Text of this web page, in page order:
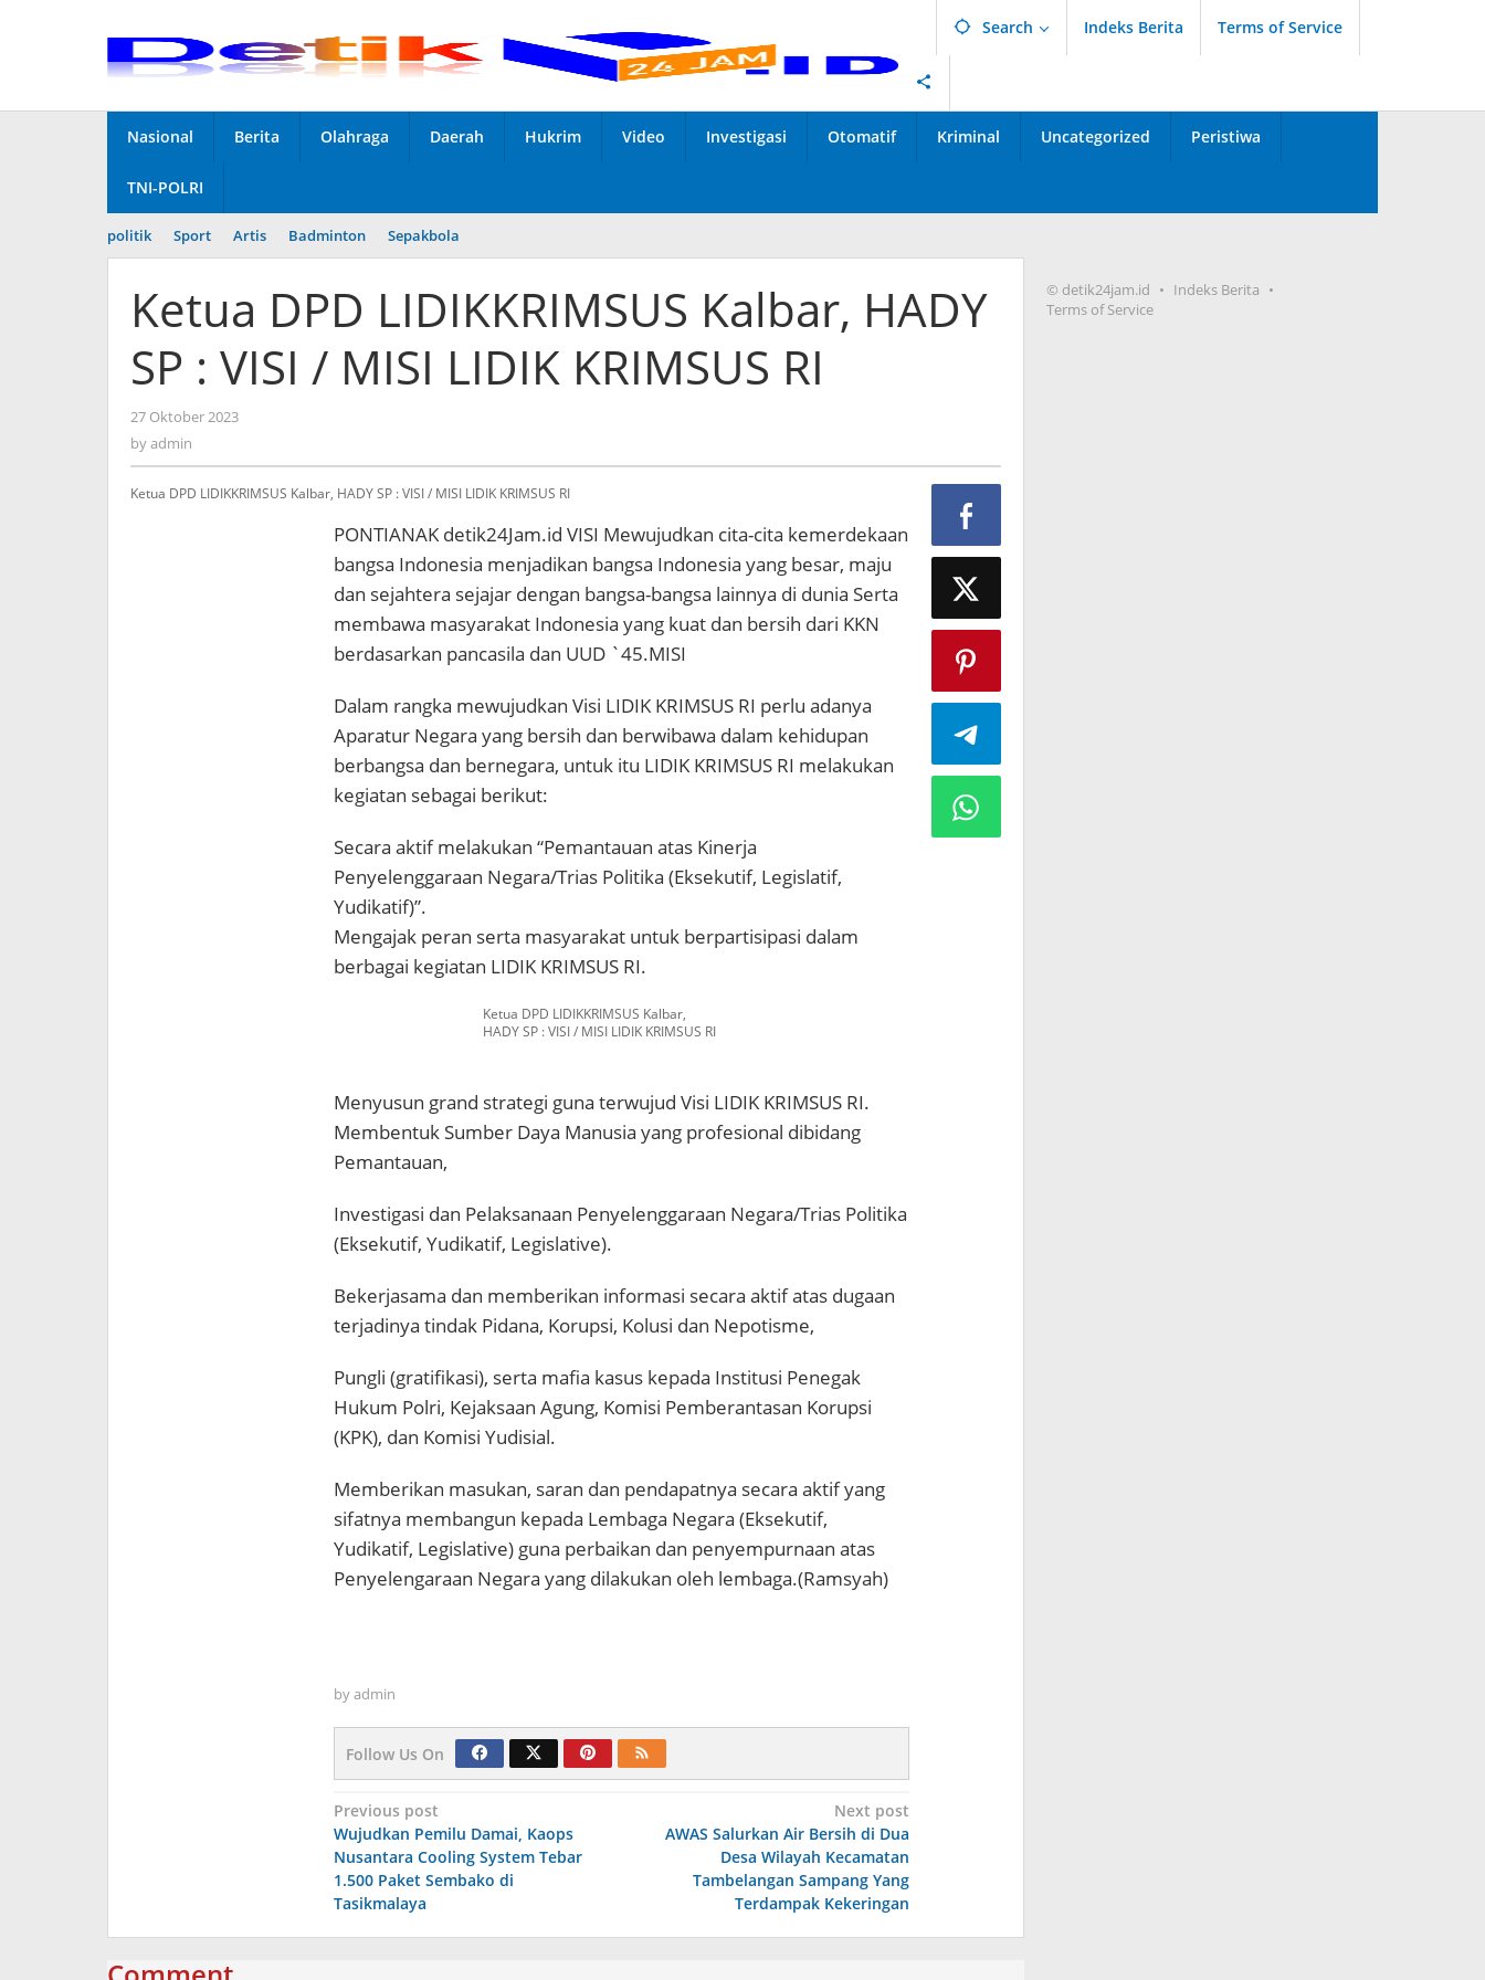
Search Indeks Berita Terms of Service
Nasional Berita Olahraga Daerah Hukrim Video Investigasi Otomatif Kriminal Uncategorized Peristiwa
TNI-POLRI
politik Sport Artis Badminton Sepakbola
Ketua DPD LIDIKKRIMSUS Kalbar, HADY
SP : VISI / MISI LIDIK KRIMSUS RI
27 Oktober 2023
byadmin
Ketua DPD LIDIKKRIMSUS Kalbar, HADY SP : VISI / MISI LIDIK KRIMSUS RI
PONTIANAK detik24Jam.id VISI Mewujudkan cita-cita kemerdekaan
bangsa Indonesia menjadikan bangsa Indonesia yang besar, maju
dan sejahtera sejajar dengan bangsa-bangsa lainnya di dunia Serta
membawa masyarakat Indonesia yang kuat dan bersih dari KKN
berdasarkan pancasila dan UUD `45.MISI
Dalam rangka mewujudkan Visi LIDIK KRIMSUS RI perlu adanya
Aparatur Negara yang bersih dan berwibawa dalam kehidupan
berbangsa dan bernegara, untuk itu LIDIK KRIMSUS RI melakukan
kegiatan sebagai berikut:
Secara aktif melakukan “Pemantauan atas Kinerja
Penyelenggaraan Negara/Trias Politika (Eksekutif, Legislatif,
Yudikatif)”.
Mengajak peran serta masyarakat untuk berpartisipasi dalam
berbagai kegiatan LIDIK KRIMSUS RI.
Ketua DPD LIDIKKRIMSUS Kalbar,
HADY SP : VISI / MISI LIDIK KRIMSUS RI
Menyusun grand strategi guna terwujud Visi LIDIK KRIMSUS RI.
Membentuk Sumber Daya Manusia yang profesional dibidang
Pemantauan,
Investigasi dan Pelaksanaan Penyelenggaraan Negara/Trias Politika
(Eksekutif, Yudikatif, Legislative).
Bekerjasama dan memberikan informasi secara aktif atas dugaan
terjadinya tindak Pidana, Korupsi, Kolusi dan Nepotisme,
Pungli (gratifikasi), serta mafia kasus kepada Institusi Penegak
Hukum Polri, Kejaksaan Agung, Komisi Pemberantasan Korupsi
(KPK), dan Komisi Yudisial.
Memberikan masukan, saran dan pendapatnya secara aktif yang
sifatnya membangun kepada Lembaga Negara (Eksekutif,
Yudikatif, Legislative) guna perbaikan dan penyempurnaan atas
Penyelengaraan Negara yang dilakukan oleh lembaga.(Ramsyah)
byadmin
Follow Us On
Navigasi
pos
Previous post
Wujudkan Pemilu Damai, Kaops
Nusantara Cooling System Tebar
1.500 Paket Sembako di
Tasikmalaya
Next post
AWAS Salurkan Air Bersih di Dua
Desa Wilayah Kecamatan
Tambelangan Sampang Yang
Terdampak Kekeringan
© detik24jam.id
Indeks Berita
Terms of Service